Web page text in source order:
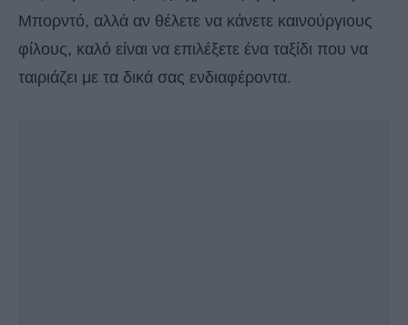
Μπορντό, αλλά αν θέλετε να κάνετε καινούργιους
φίλους, καλό είναι να επιλέξετε ένα ταξίδι που να
ταιριάζει με τα δικά σας ενδιαφέροντα.